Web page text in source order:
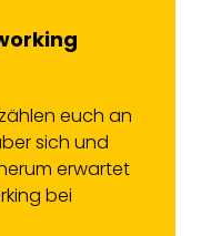
euch an
sich und
erwartet
bei